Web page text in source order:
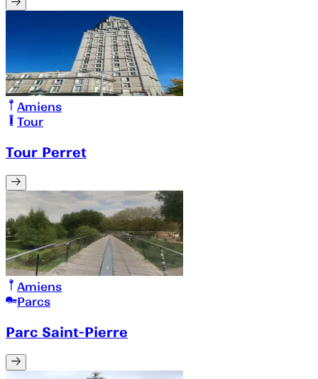
Amiens
Tour
Tour Perret
Amiens
Parcs
Parc Saint-Pierre